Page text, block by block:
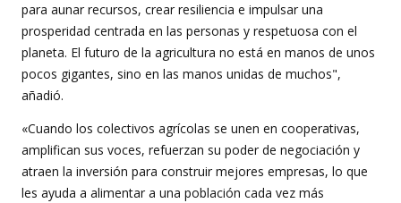
para aunar recursos, crear resiliencia e impulsar una
prosperidad centrada en las personas y respetuosa con el
planeta. El futuro de la agricultura no está en manos de unos
pocos gigantes, sino en las manos unidas de muchos",
añadió.
«Cuando los colectivos agrícolas se unen en cooperativas,
amplifican sus voces, refuerzan su poder de negociación y
atraen la inversión para construir mejores empresas, lo que
les ayuda a alimentar a una población cada vez más